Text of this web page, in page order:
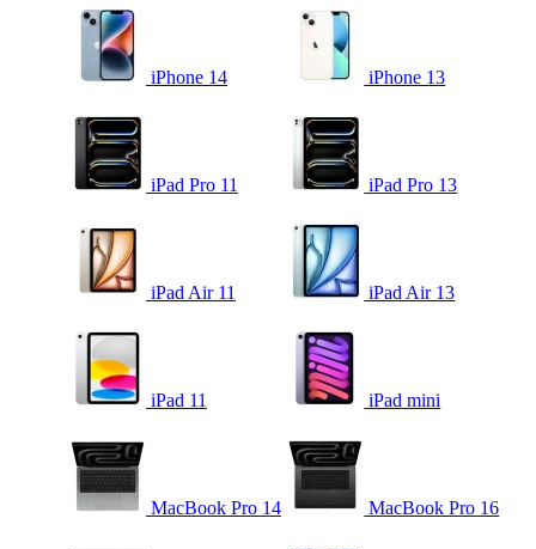
iPhone 14 iPhone 13
iPad Pro 11 iPad Pro 13
iPad Air 11 iPad Air 13
iPad 11 iPad mini
MacBook Pro 14 MacBook Pro 16